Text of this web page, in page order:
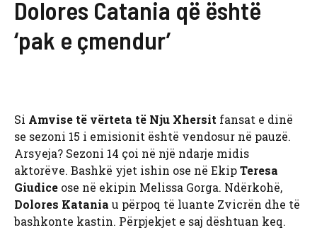
Dolores Catania që është
‘pak e çmendur’
Si Amvise të vërteta të Nju Xhersit fansat e dinë
se sezoni 15 i emisionit është vendosur në pauzë.
Arsyeja? Sezoni 14 çoi në një ndarje midis
aktorëve. Bashkë yjet ishin ose në EkipTeresa
Giudice ose në ekipin Melissa Gorga. Ndërkohë,
Dolores Katania u përpoq të luante Zvicrën dhe të
bashkonte kastin. Përpjekjet e saj dështuan keq.